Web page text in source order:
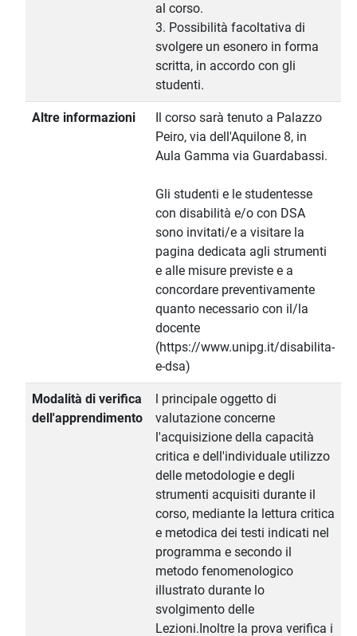
al corso.
3. Possibilità facoltativa di
svolgere un esonero in forma
scritta, in accordo con gli
studenti.
Altre informazioni
Il corso sarà tenuto a Palazzo
Peiro, via dell'Aquilone 8, in
Aula Gamma via Guardabassi.
Gli studenti e le studentesse
con disabilità e/o con DSA
sono invitati/e a visitare la
pagina dedicata agli strumenti
e alle misure previste e a
concordare preventivamente
quanto necessario con il/la
docente
(https://www.unipg.it/disabilita-
e-dsa)
Modalità di verifica
dell'apprendimento
l principale oggetto di
valutazione concerne
l'acquisizione della capacità
critica e dell'individuale utilizzo
delle metodologie e degli
strumenti acquisiti durante il
corso, mediante la lettura critica
e metodica dei testi indicati nel
programma e secondo il
metodo fenomenologico
illustrato durante lo
svolgimento delle
Lezioni.Inoltre la prova verifica i